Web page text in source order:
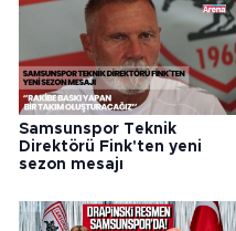
Samsunspor Teknik
Direktörü Fink'ten yeni
sezon mesajı